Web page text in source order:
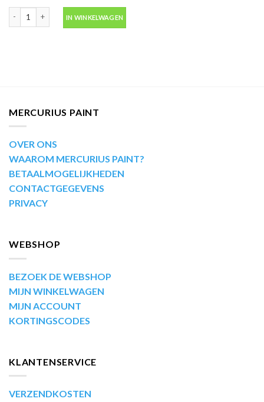
IN WINKELWAGEN
MERCURIUS PAINT
OVER ONS
WAAROM MERCURIUS PAINT?
BETAALMOGELIJKHEDEN
CONTACTGEGEVENS
PRIVACY
WEBSHOP
BEZOEK DE WEBSHOP
MIJN WINKELWAGEN
MIJN ACCOUNT
KORTINGSCODES
KLANTENSERVICE
VERZENDKOSTEN